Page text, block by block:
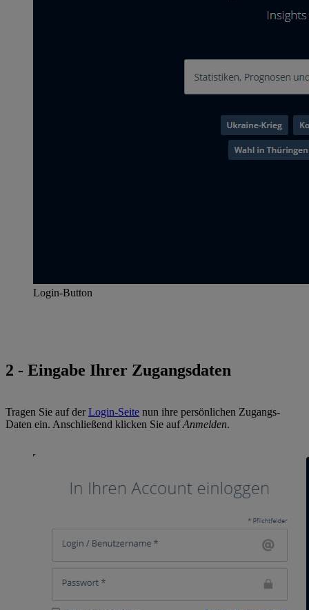
Login-Button
2 - Eingabe Ihrer Zugangsdaten
Tragen Sie auf derLogin-Seite nun ihre persönlichen Zugangs-
Daten ein. Anschließend klicken Sie aufAnmelden.